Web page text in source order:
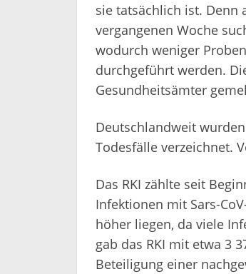
sie tatsächlich ist. Denn
vergangenen Woche
wodurch weniger
durchgeführt werden.
Gesundheitsämter
Deutschlandweit
Todesfälle verzeichnet.
Das RKI zählte seit
Infektionen mit Sars-
höher liegen, da viele
gab das RKI mit etwa 3
Beteiligung einer